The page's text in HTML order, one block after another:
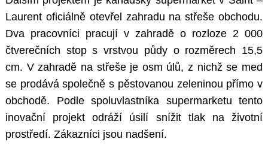
Laurent oficiálně otevřel zahradu na střeše obchodu.
Dva pracovníci pracují v zahradě o rozloze 2 000
čtverečních stop s vrstvou půdy o rozměrech 15,5
cm. V zahradě na střeše je osm úlů, z nichž se med
se prodává společně s pěstovanou zeleninou přímo v
obchodě. Podle spoluvlastníka supermarketu tento
inovační projekt odráží úsilí snížit tlak na životní
prostředí. Zákazníci jsou nadšení.